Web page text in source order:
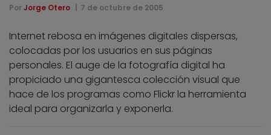
Por Jorge Otero 7 de octubre de 2005
Internet rebosa en imágenes digitales dispersas,
colocadas por los usuarios en sus páginas
personales. El auge de la fotografía digital ha
propiciado una gigantesca colección visual que
hace de los programas como Flickr la herramienta
ideal para organizarla y exponerla.